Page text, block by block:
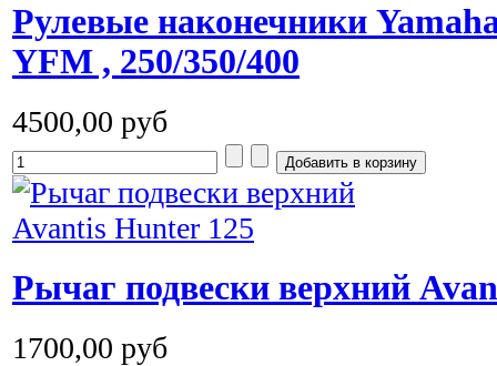
Рулевые наконечники
YFM , 250/350/400
4500,00 руб
Рычаг подвески верхний
1700,00 руб